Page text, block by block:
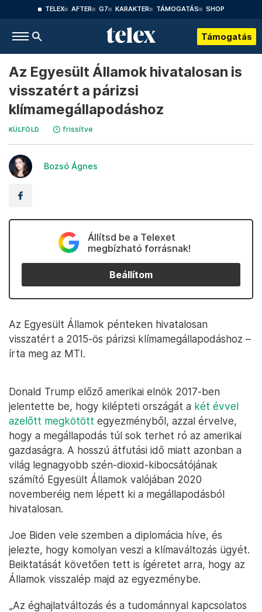
TELEX AFTER G7 KARAKTER TÁMOGATÁS SHOP
Támogatás
Az Egyesült Államok hivatalosan is
visszatért a párizsi
klímamegállapodáshoz
KÜLFÖLD frissítve
Bozsó Ágnes
Állítsd be a Telexet
megbízható forrásnak!
Beállítom
Az Egyesült Államok pénteken hivatalosan
visszatért a 2015-ös párizsi klímamegállapodáshoz –
írta meg az MTI.
Donald Trump előző amerikai elnök 2017-ben
jelentette be, hogy kilépteti országát a két évvel
azelőtt megkötött egyezményből, azzal érvelve,
hogy a megállapodás túl sok terhet ró az amerikai
gazdaságra. A hosszú átfutási idő miatt azonban a
világ legnagyobb szén-dioxid-kibocsátójának
számító Egyesült Államok valójában 2020
novemberéig nem lépett ki a megállapodásból
hivatalosan.
Joe Biden vele szemben a diplomácia híve, és
jelezte, hogy komolyan veszi a klímaváltozás ügyét.
Beiktatását követően tett is ígéretet arra, hogy az
Államok visszalép majd az egyezménybe.
„Az éghajlatváltozás és a tudománnyal kapcsolatos